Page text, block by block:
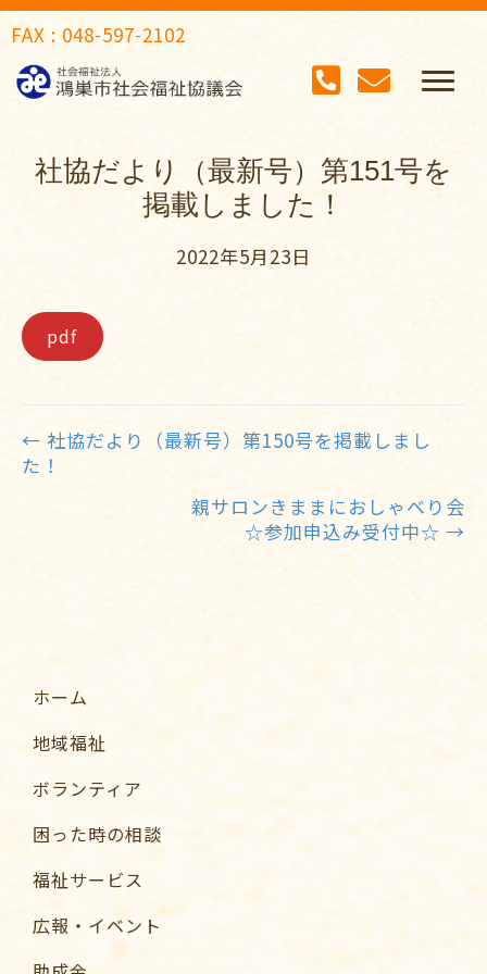
FAX : 048-597-2102
社協だより（最新号）第151号を
掲載しました！
2022年5月23日
pdf
Posts
navigation
← 社協だより（最新号）第150号を掲載しまし
た！
親サロンきままにおしゃべり会
☆参加申込み受付中☆ →
ホーム
地域福祉
ボランティア
困った時の相談
福祉サービス
広報・イベント